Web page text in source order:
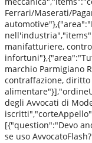
Ferrari/Maserati/
manifatturiere,
marchio Parmigiano
contraffazione, diritto
degli Avvocati di
[{"question":"Devo
se uso